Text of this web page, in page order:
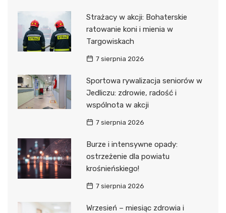
Strażacy w akcji: Bohaterskie
ratowanie koni i mienia w
Targowiskach
7 sierpnia 2026
Sportowa rywalizacja seniorów w
Jedliczu: zdrowie, radość i
wspólnota w akcji
7 sierpnia 2026
Burze i intensywne opady:
ostrzeżenie dla powiatu
krośnieńskiego!
7 sierpnia 2026
Wrzesień – miesiąc zdrowia i